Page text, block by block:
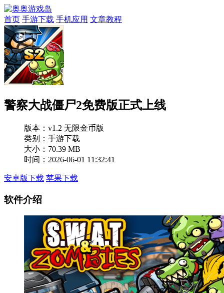
首页 手游下载 手机应用 文章教程
警察大战僵尸2免费版正式上线
版本： v1.2 无限金币版
类别：手游下载
大小：70.39 MB
时间：2026-06-01 11:32:41
安卓版下载 苹果下载
软件介绍